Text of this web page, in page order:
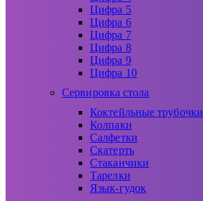
Цифра 5
Цифра 6
Цифра 7
Цифра 8
Цифра 9
Цифра 10
Сервировка стола
Коктейльные трубочки
Колпаки
Салфетки
Скатерть
Стаканчики
Тарелки
Язык-гудок